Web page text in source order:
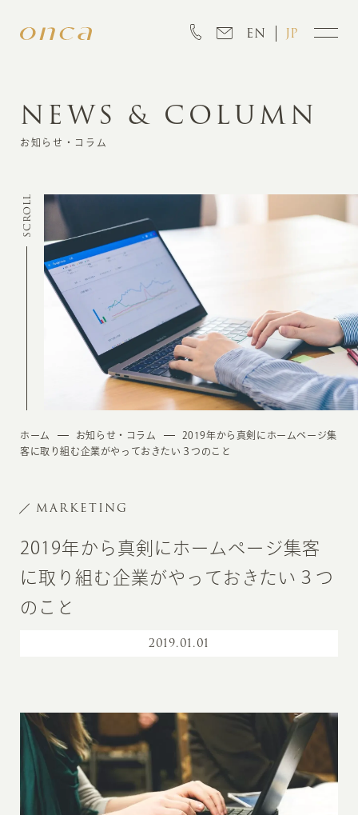
EN JP
INFORMATION
CREATION
MARKETING
NEWS & COLUMN
お知らせ・コラム
SCROLL
ホーム お知らせ・コラム
2019年から真剣にホームページ集
客に取り組む企業がやっておきたい３つのこと
MARKETING
2019年から真剣にホームページ集客
に取り組む企業がやっておきたい３つ
のこと
2019.01.01